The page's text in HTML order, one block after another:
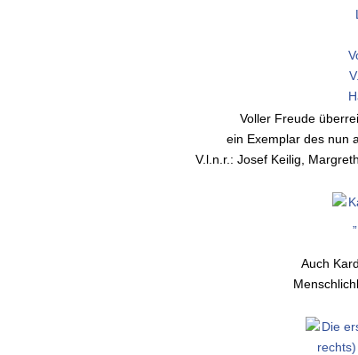
Voller Freude
ein Exemplar des nun
V.l.n.r.: Josef Keilig,
Auch